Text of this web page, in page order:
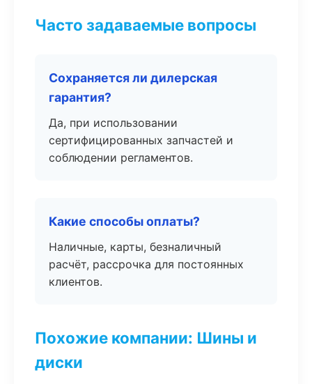
Часто задаваемые вопросы
Сохраняется ли дилерская
гарантия?
Да, при использовании
сертифицированных запчастей и
соблюдении регламентов.
Какие способы оплаты?
Наличные, карты, безналичный
расчёт, рассрочка для постоянных
клиентов.
Похожие компании: Шины и
диски